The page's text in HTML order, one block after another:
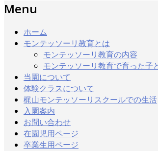
有
Menu
ホーム
モンテッソーリ教育とは
モンテッソーリ教育の内容
モンテッソーリ教育で育った子
当園について
体験クラスについて
梶山モンテッソーリスクールでの生活
入園案内
お問い合わせ
在園児用ページ
卒業生用ページ